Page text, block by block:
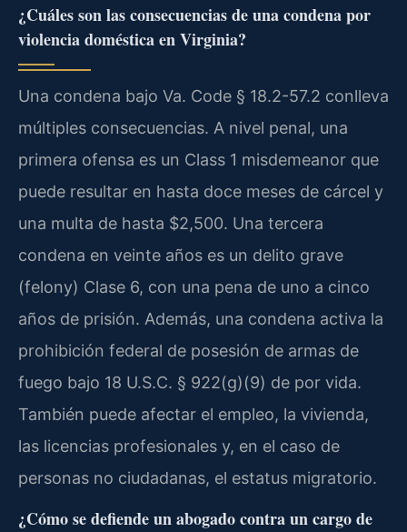
¿Cuáles son las consecuencias de una condena por
violencia doméstica en Virginia?
Una condena bajo Va. Code § 18.2-57.2 conlleva
múltiples consecuencias. A nivel penal, una
primera ofensa es un Class 1 misdemeanor que
puede resultar en hasta doce meses de cárcel y
una multa de hasta $2,500. Una tercera
condena en veinte años es un delito grave
(felony) Clase 6, con una pena de uno a cinco
años de prisión. Además, una condena activa la
prohibición federal de posesión de armas de
fuego bajo 18 U.S.C. § 922(g)(9) de por vida.
También puede afectar el empleo, la vivienda,
las licencias profesionales y, en el caso de
personas no ciudadanas, el estatus migratorio.
¿Cómo se defiende un abogado contra un cargo de